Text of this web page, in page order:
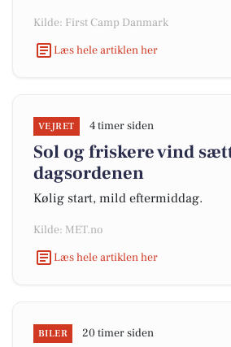
Kilde: First Camp Danmark
Læs hele artiklen her
VEJRET 4 timer siden
Sol og friskere vind
dagsordenen
Kølig start, mild eftermiddag.
Kilde: MET.no
Læs hele artiklen her
BILER 20 timer siden